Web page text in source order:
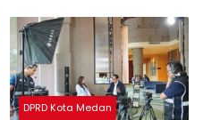
DPRD Kota Medan